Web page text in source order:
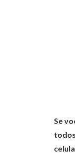
Se